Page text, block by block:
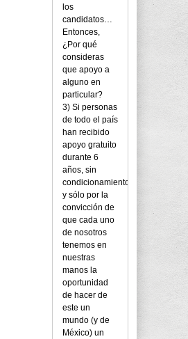
los
candidatos…
Entonces,
¿Por qué
consideras
que apoyo a
alguno en
particular?
3) Si personas
de todo el país
han recibido
apoyo gratuito
durante 6
años, sin
condicionamiento
y sólo por la
convicción de
que cada uno
de nosotros
tenemos en
nuestras
manos la
oportunidad
de hacer de
este un
mundo (y de
México) un